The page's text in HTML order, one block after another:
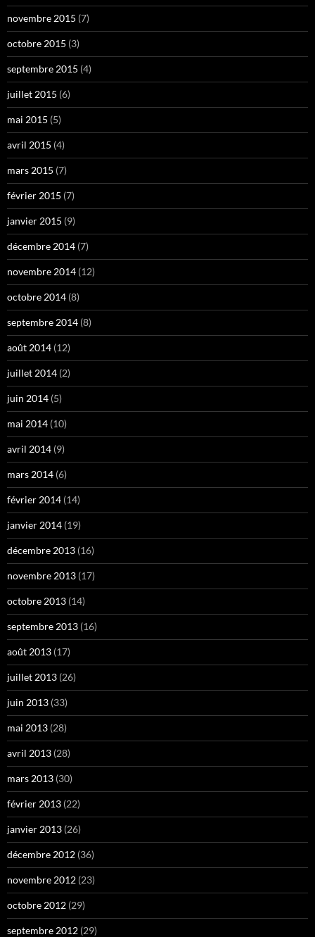
novembre 2015 (7)
octobre 2015 (3)
septembre 2015 (4)
juillet 2015 (6)
mai 2015 (5)
avril 2015 (4)
mars 2015 (7)
février 2015 (7)
janvier 2015 (9)
décembre 2014 (7)
novembre 2014 (12)
octobre 2014 (8)
septembre 2014 (8)
août 2014 (12)
juillet 2014 (2)
juin 2014 (5)
mai 2014 (10)
avril 2014 (9)
mars 2014 (6)
février 2014 (14)
janvier 2014 (19)
décembre 2013 (16)
novembre 2013 (17)
octobre 2013 (14)
septembre 2013 (16)
août 2013 (17)
juillet 2013 (26)
juin 2013 (33)
mai 2013 (28)
avril 2013 (28)
mars 2013 (30)
février 2013 (22)
janvier 2013 (26)
décembre 2012 (36)
novembre 2012 (23)
octobre 2012 (29)
septembre 2012 (29)